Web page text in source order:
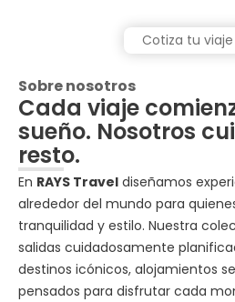
Sobre nosotros
Cada viaje
sueño. Nosotros
resto.
En RAYS Travel diseñamos
alrededor del mundo para
tranquilidad y estilo. Nuestra
salidas cuidadosamente
destinos icónicos, alojamientos
pensados para disfrutar cada
Cotiza tu